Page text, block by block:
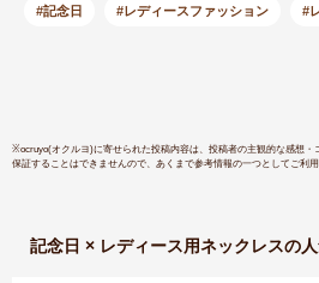
#記念日 #レディースファッション #
※ocruyo(オクルヨ)に寄せられた投稿内容は、投稿者の主観的な感想
保証することはできませんので、あくまで参考情報の一つとしてご利用
記念日 × レディース用ネックレスの